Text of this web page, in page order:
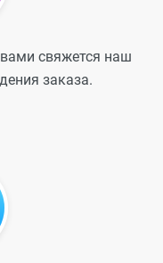
свяжется наш
заказа.